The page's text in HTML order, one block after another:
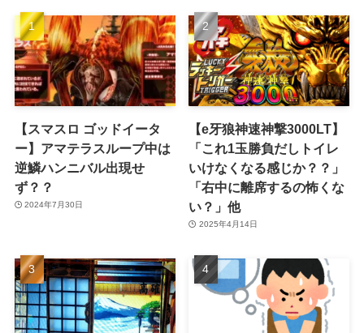
【スマスロ ゴッドイータ
ー】アマテラスループ中は
逆鱗ハンニバル出現せ
ず？？
2024年7月30日
【e牙狼神速神撃3000LT】
「これ1玉勝負だしトイレ
いけなくなる感じか？？」
「右中に離席するの怖くな
い？」他
2025年4月14日